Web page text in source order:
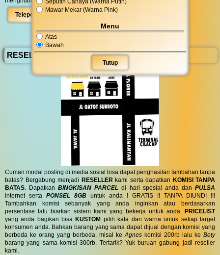
Mawar Mekar (Warna Pink)
Menu
Atas
Bawah
Tutup
Telepon WhatsApp Peta
RESELLER BassComp
Cuman modal posting di media sosial bisa dapat penghasilan tambahan tanpa
batas? Bergabung menjadi RESELLERkami serta dapatkan KOMISI TANPA
BATAS. DapatkanBINGKISAN PARCEL di hari spesial anda danPULSA
internet serta PONSEL 8GB untuk anda ! GRATIS !! TANPA DIUNDI !!!
Tambahkan komisi sebanyak yang anda inginkan atau berdasarkan
persentase lalu biarkan sistem kami yang bekerja untuk anda. PRICELIST
yang anda bagikan bisa KUSTOM pilih kata dan warna untuk setiap target
konsumen anda. Bahkan barang yang sama dapat dijual dengan komisi yang
berbeda ke orang yang berbeda, misal keAgnes komisi 200rb lalu ke Bety
barang yang sama komisi 300rb. Tertarik? Yuk buruan gabung jadi reseller
kami.